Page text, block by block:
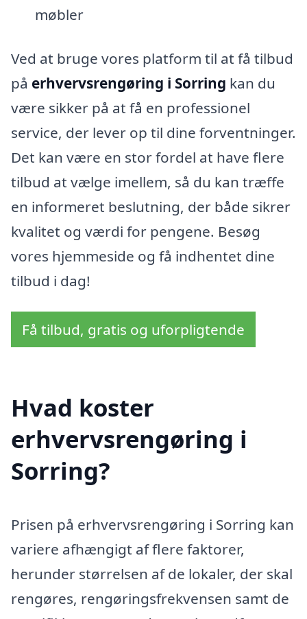
møbler
Ved at bruge vores platform til at få tilbud
på erhvervsrengøring i Sorring kan du
være sikker på at få en professionel
service, der lever op til dine forventninger.
Det kan være en stor fordel at have flere
tilbud at vælge imellem, så du kan træffe
en informeret beslutning, der både sikrer
kvalitet og værdi for pengene. Besøg
vores hjemmeside og få indhentet dine
tilbud i dag!
Få tilbud, gratis og uforpligtende
Hvad koster
erhvervsrengøring i
Sorring?
Prisen på erhvervsrengøring i Sorring kan
variere afhængigt af flere faktorer,
herunder størrelsen af de lokaler, der skal
rengøres, rengøringsfrekvensen samt de